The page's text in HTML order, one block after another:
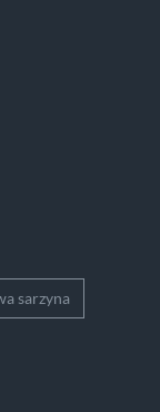
sarzyna